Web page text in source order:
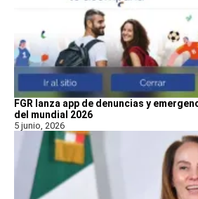
FGR lanza app de denuncias y
del mundial 2026
5 junio, 2026